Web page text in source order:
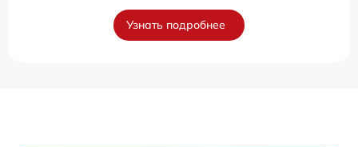
Узнать подробнее